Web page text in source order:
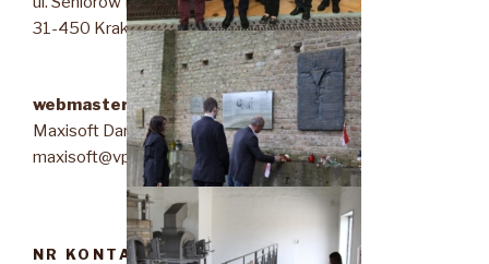
31-450 Kraków
webmaster & webdesigner
Maxisoft Dariusz Szmigielski
maxisoft@vp.pl
NR KONTA STOWARZYSZENIA